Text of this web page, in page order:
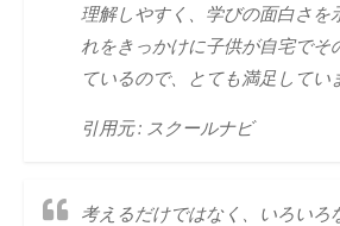
理解しやすく、学びの面白さを
れをきっかけに子供が自宅でそ
ているので、とても満足してい
引用元 : スクールナビ
考えるだけではなく、いろいろ